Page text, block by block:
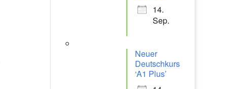
14.
Sep.
Neuer
Deutschkurs
‘A1 Plus’